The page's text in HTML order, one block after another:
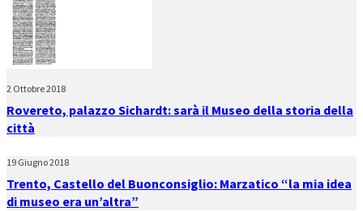
2 Ottobre 2018
Rovereto, palazzo Sichardt: sarà il Museo della storia della
città
19 Giugno 2018
Trento, Castello del Buonconsiglio: Marzatico “la mia idea
di museo era un’altra”